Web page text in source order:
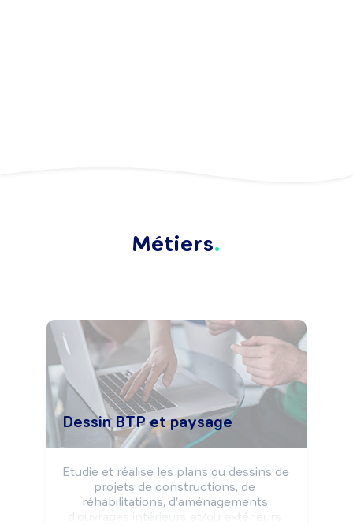
Métiers
Dessin BTP et paysage
Etudie et réalise les plans ou dessins de
projets de constructions, de
réhabilitations, d'aménagements
d'ouvrages intérieurs et/ou extérieurs